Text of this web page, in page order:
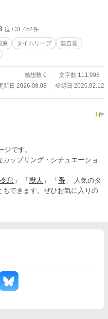
『恋』を知らない、氷の王弟殿下
プはありますが、当て馬以外純愛で
投稿中です。
位 / 31,454件
束 タイムリープ
無自覚
感想数 0
文字数 111,996
新日 2026.08.08
登録日 2026.02.12
1件
です。
ップリング・シチュエーショ
息 」 「 獣人 」 「 番 」 人気のタ
できます。ぜひお気に入りの